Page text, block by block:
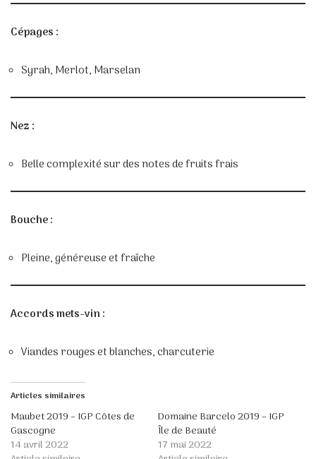
Cépages :
Syrah, Merlot, Marselan
Nez :
Belle complexité sur des notes de fruits frais
Bouche :
Pleine, généreuse et fraîche
Accords mets-vin :
Viandes rouges et blanches, charcuterie
Articles similaires
Maubet 2019 – IGP Côtes de
Gascogne
14 avril 2022
Domaine Barcelo 2019 – IGP
Île de Beauté
17 mai 2022